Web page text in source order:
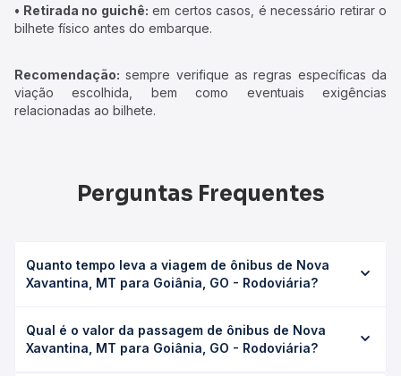
• Retirada no guichê: em certos casos, é necessário retirar o
bilhete físico antes do embarque.
Recomendação: sempre verifique as regras específicas da
viação escolhida, bem como eventuais exigências
relacionadas ao bilhete.
Perguntas Frequentes
Quanto tempo leva a viagem de ônibus de Nova
Xavantina, MT para Goiânia, GO - Rodoviária?
GO - Rodoviária leva em média 9h 20min, podendo variar
conforme a viação, o tipo de serviço (convencional,
Qual é o valor da passagem de ônibus de Nova
Xavantina, MT para Goiânia, GO - Rodoviária?